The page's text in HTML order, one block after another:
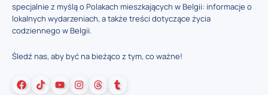
specjalnie z myślą o Polakach mieszkających w Belgii: informacje o
lokalnych wydarzeniach, a także treści dotyczące życia
codziennego w Belgii.
Śledź nas, aby być na bieżąco z tym, co ważne!